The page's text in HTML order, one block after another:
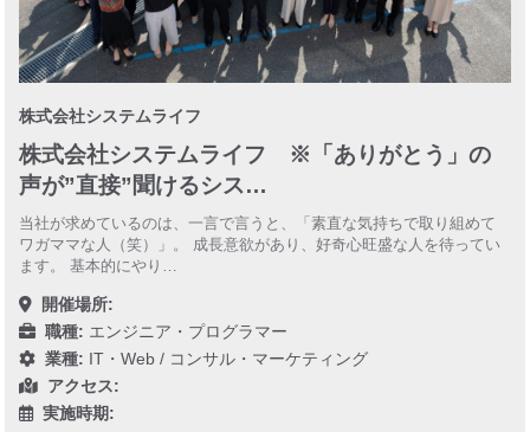
株式会社システムライフ
株式会社システムライフ ※「ありがとう」の
声が”直接”聞けるシス…
当社が求めているのは、一言で言うと、「素直な気持ちで取り組めて
ワガママな人（笑）」。 成長意欲があり、好奇心旺盛な人を待ってい
ます。 基本的にやり…
開催場所:
職種: エンジニア・プログラマー
業種: IT・Web / コンサル・マーケティング
アクセス:
実施時期: